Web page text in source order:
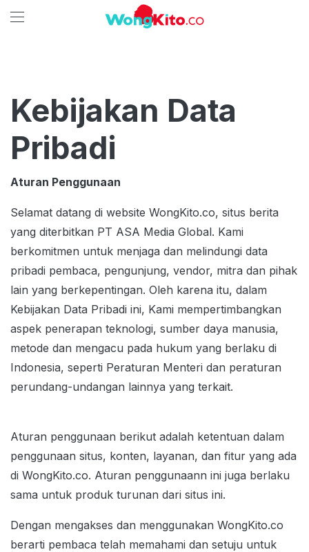
Kebijakan Data
Pribadi
Aturan Penggunaan
Selamat datang di website WongKito.co, situs berita
yang diterbitkan PT ASA Media Global. Kami
berkomitmen untuk menjaga dan melindungi data
pribadi pembaca, pengunjung, vendor, mitra dan pihak
lain yang berkepentingan. Oleh karena itu, dalam
Kebijakan Data Pribadi ini, Kami mempertimbangkan
aspek penerapan teknologi, sumber daya manusia,
metode dan mengacu pada hukum yang berlaku di
Indonesia, seperti Peraturan Menteri dan peraturan
perundang-undangan lainnya yang terkait.
Aturan penggunaan berikut adalah ketentuan dalam
penggunaan situs, konten, layanan, dan fitur yang ada
di WongKito.co. Aturan penggunaann ini juga berlaku
sama untuk produk turunan dari situs ini.
Dengan mengakses dan menggunakan WongKito.co
berarti pembaca telah memahami dan setuju untuk